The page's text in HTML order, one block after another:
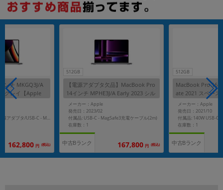
ンチ MKGQ3J/A
グレイ【Apple
1TB SSD】
付属品: 96W USB-C電源アダプタ/USB-C - MagSafe3充電ケーブル
162,800 円 (税込)
512GB
【電源アダプタ欠品】MacBook Pro
14インチ MPHE3J/A Early 2023 シル
バー【Apple M2 Pro(10コア)/16GB/
512GB SSD】
メーカー：Apple
発売日：2023/02
付属品: USB-C - MagSafe3充電ケーブル(2m)
在庫数：1
中古Bランク 167,800 円 (税込)
512GB
MacBook Pro 16
ate 2021 スペー
1 Pro(10コア)/
メーカー：Apple
発売日：2021/10
在庫数：1
中古Bランク